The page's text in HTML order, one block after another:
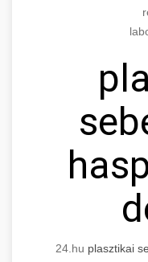
24.hu plasztikai